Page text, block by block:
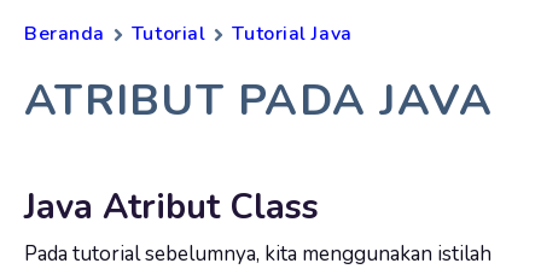
Beranda Tutorial Tutorial Java
ATRIBUT PADA JAVA
Java Atribut Class
Pada tutorial sebelumnya, kita menggunakan istilah